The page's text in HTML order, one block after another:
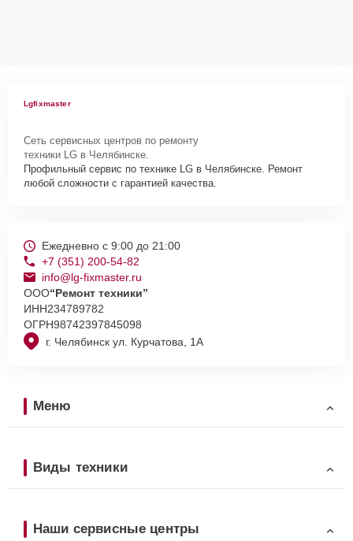
Lgfixmaster
Сеть сервисных центров по ремонту
техники LG в Челябинске.
Профильный сервис по технике LG в Челябинске. Ремонт
любой сложности с гарантией качества.
г. Челябинск ул. Курчатова, 1А
Ежедневно с 9:00 до 21:00
+7 (351) 200-54-82
info@lg-fixmaster.ru
ООО“Ремонт техники”
ИНН234789782
ОГРН98742397845098
Меню
Виды техники
Наши сервисные центры